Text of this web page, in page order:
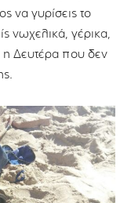
να γυρίσεις το
νωχελικά, γέρικα,
η Δευτέρα που δεν